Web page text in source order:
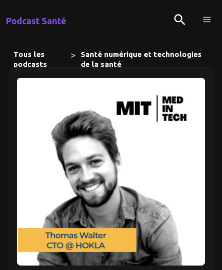
Tous les
podcasts
>
Santé numérique et technologies
de la santé